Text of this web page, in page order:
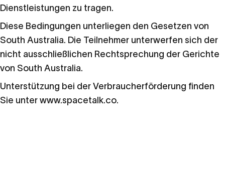
Dienstleistungen zu tragen.
Diese Bedingungen unterliegen den Gesetzen von
South Australia. Die Teilnehmer unterwerfen sich der
nicht ausschließlichen Rechtsprechung der Gerichte
von South Australia.
Unterstützung bei der Verbraucherförderung finden
Sie unter www.spacetalk.co.